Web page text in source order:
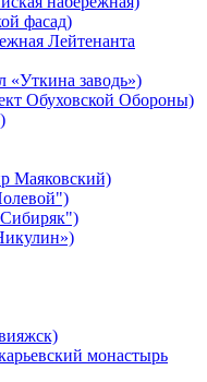
фасад)
Лейтенанта
«Уткина заводь»)
Обуховской Обороны)
Маяковский)
монастырь